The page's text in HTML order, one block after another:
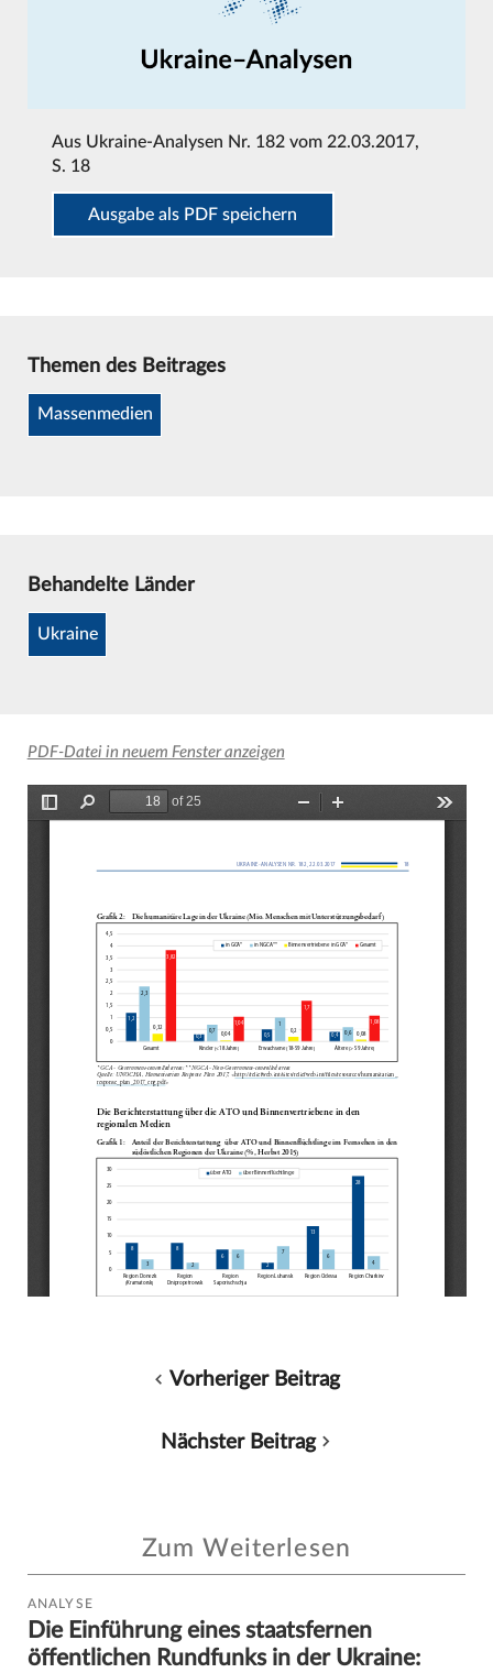
Aus Ukraine-Analysen Nr. 182 vom 22.03.2017,
S. 18
Ausgabe als PDF speichern
Themen des Beitrages
Massenmedien
Behandelte Länder
Ukraine
PDF-Datei in neuem Fenster anzeigen
Vorheriger Beitrag
Nächster Beitrag
Zum Weiterlesen
ANALYSE
Die Einführung eines staatsfernen
öffentlichen Rundfunks in der Ukraine: